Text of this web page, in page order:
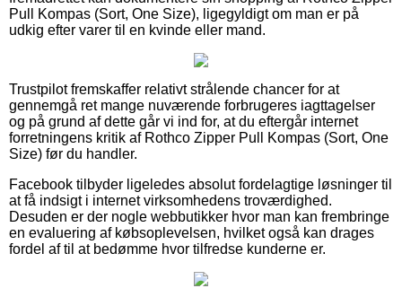
Pull Kompas (Sort, One Size), ligegyldigt om man er på
udkig efter varer til en kvinde eller mand.
Trustpilot fremskaffer relativt strålende chancer for at
gennemgå ret mange nuværende forbrugeres iagttagelser
og på grund af dette går vi ind for, at du eftergår internet
forretningens kritik af Rothco Zipper Pull Kompas (Sort, One
Size) før du handler.
Facebook tilbyder ligeledes absolut fordelagtige løsninger til
at få indsigt i internet virksomhedens troværdighed.
Desuden er der nogle webbutikker hvor man kan frembringe
en evaluering af købsoplevelsen, hvilket også kan drages
fordel af til at bedømme hvor tilfredse kunderne er.